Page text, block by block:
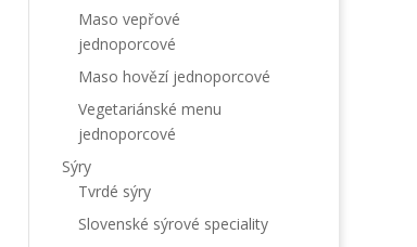
Maso vepřové
jednoporcové
Maso hovězí jednoporcové
Vegetariánské menu
jednoporcové
Sýry
Tvrdé sýry
Slovenské sýrové speciality